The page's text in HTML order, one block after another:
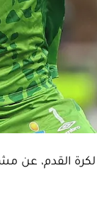
القدم، عن